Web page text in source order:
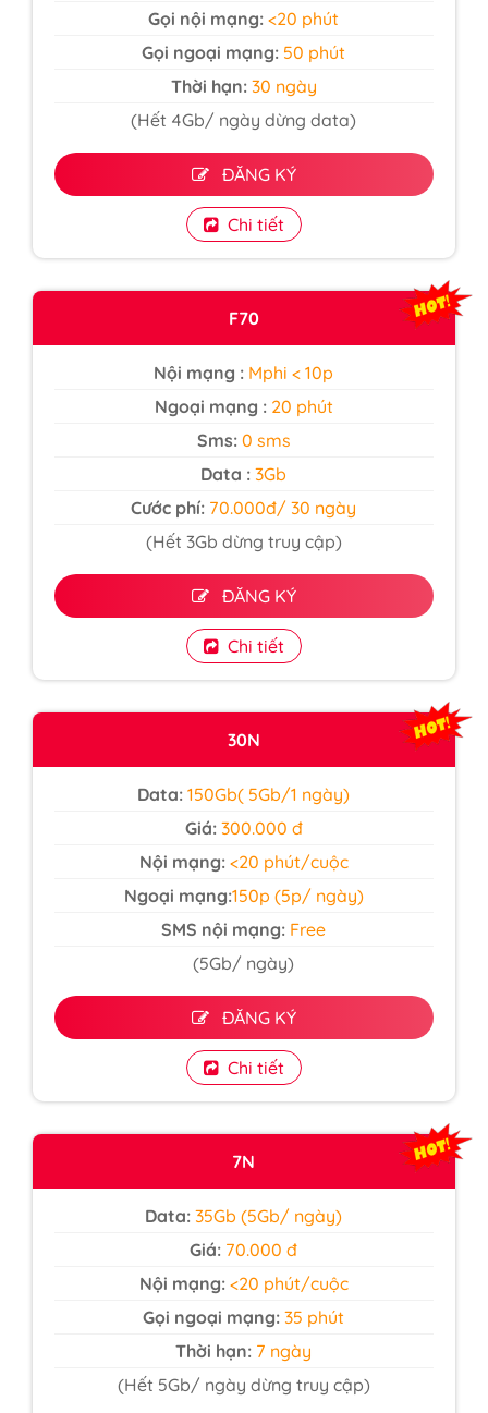
Gọi nội mạng:<20 phút
Gọi ngoại mạng: 50 phút
Thời hạn:30 ngày
(Hết 4Gb/ ngày dừng data)
ĐĂNG KÝ
Chi tiết
F70
Nội mạng : Mphi < 10p
Ngoại mạng :20 phút
Sms:0 sms
Data : 3Gb
Cước phí: 70.000đ/ 30 ngày
(Hết 3Gb dừng truy cập)
ĐĂNG KÝ
Chi tiết
30N
Data: 150Gb( 5Gb/1 ngày)
Giá: 300.000 đ
Nội mạng: <20 phút/cuộc
Ngoại mạng:150p (5p/ ngày)
SMS nội mạng: Free
(5Gb/ ngày)
ĐĂNG KÝ
Chi tiết
7N
Data: 35Gb (5Gb/ ngày)
Giá: 70.000 đ
Nội mạng: <20 phút/cuộc
Gọi ngoại mạng: 35 phút
Thời hạn: 7 ngày
(Hết 5Gb/ ngày dừng truy cập)